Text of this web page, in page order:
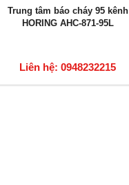
Trung tâm báo cháy 95 kênh
HORING AHC-871-95L
Liên hệ: 0948232215